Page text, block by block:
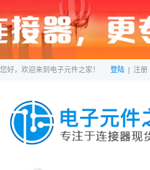
您好，欢迎来到电子元件之家！ 登陆 注册